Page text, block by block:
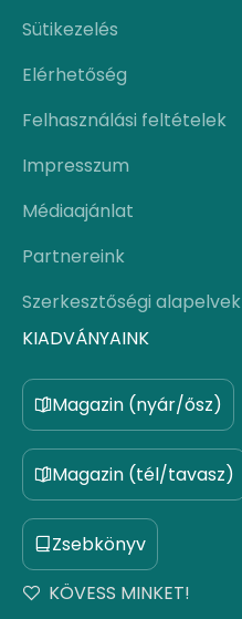
Sütikezelés
Elérhetőség
Felhasználási feltételek
Impresszum
Médiaajánlat
Partnereink
Szerkesztőségi alapelvek
KIADVÁNYAINK
Magazin (nyár/ősz)
Magazin (tél/tavasz)
Zsebkönyv
KÖVESS MINKET!